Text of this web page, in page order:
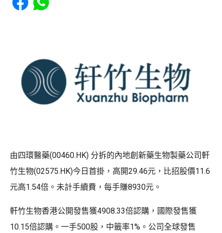
由四環醫藥(00460.HK) 分拆的內地創新藥生物製藥公司軒
竹生物(02575.HK)今日首掛，高開29.46元，比招股價11.6
元高1.54倍。未計手續費，每手賺8930元。
軒竹生物香港公開發售獲4908.33倍認購，國際發售獲
10.15倍認購。一手500股，中籤率1%。公司全球發售